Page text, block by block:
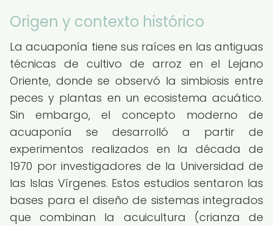
Origen y contexto histórico
La acuaponía tiene sus raíces en las antiguas
técnicas de cultivo de arroz en el Lejano
Oriente, donde se observó la simbiosis entre
peces y plantas en un ecosistema acuático.
Sin embargo, el concepto moderno de
acuaponía se desarrolló a partir de
experimentos realizados en la década de
1970 por investigadores de la Universidad de
las Islas Vírgenes. Estos estudios sentaron las
bases para el diseño de sistemas integrados
que combinan la acuicultura (crianza de